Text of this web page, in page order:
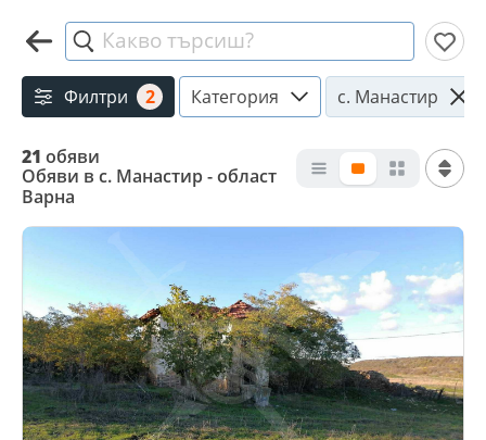
Какво търсиш?
Филтри 2 Категория с. Манастир
21 обяви
Обяви в с. Манастир - област
Варна